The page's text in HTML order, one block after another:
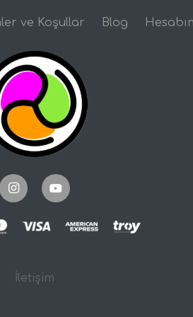
ve Koşullar Blog
İletişim